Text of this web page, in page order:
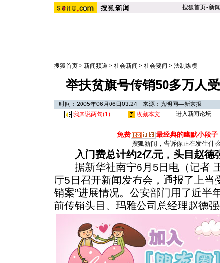
搜狐首页-新闻
搜狐首页 > 新闻频道 > 社会新闻 > 社会要闻 > 法制纵横
举扶贫旗号传销50多万人
时间：2005年06月06日03:24 来源：光明网—新京报
我来说两句(1) 收藏本文 进入新闻论坛
免费 最经典的幽默小段子
搜狐新闻，告诉你正在发生什
入门费总计约2亿元，头目赵德
据新华社南宁6月5日电（记者
厅5日召开新闻发布会，通报了上当
销案”进展情况。公安部门用了近半
前传销头目、玛雅公司总经理赵德